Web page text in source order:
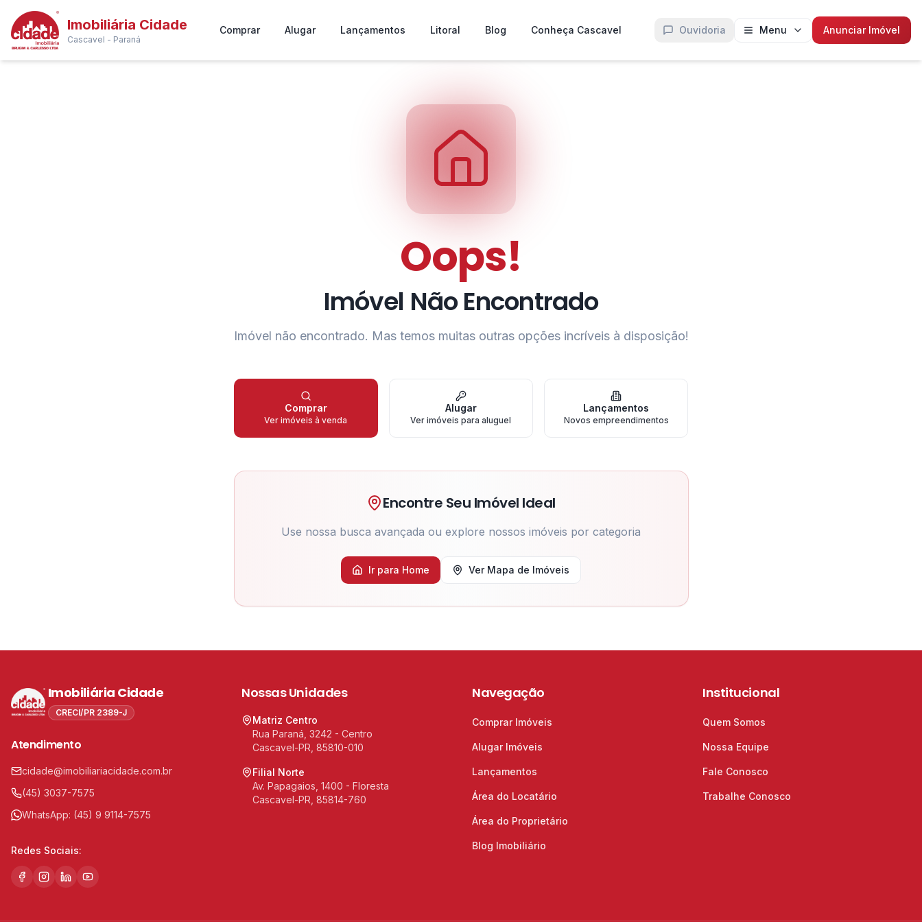
Imobiliária Cidade
Cascavel - Paraná
Comprar Alugar Lançamentos Litoral Blog Conheça Cascavel Ouvidoria Menu Anunciar Imóvel
Oops!
Imóvel Não Encontrado
Imóvel não encontrado. Mas temos muitas outras opções incríveis à disposição!
Comprar
Ver imóveis à venda
Alugar
Ver imóveis para aluguel
Lançamentos
Novos empreendimentos
Encontre Seu Imóvel Ideal
Use nossa busca avançada ou explore nossos imóveis por categoria
Ir para Home Ver Mapa de Imóveis
Imobiliária Cidade
CRECI/PR 2389-J
Atendimento
cidade@imobiliariacidade.com.br
(45) 3037-7575
WhatsApp: (45) 9 9114-7575
Redes Sociais:
Nossas Unidades
Matriz Centro
Rua Paraná, 3242 - Centro
Cascavel-PR, 85810-010
Filial Norte
Av. Papagaios, 1400 - Floresta
Cascavel-PR, 85814-760
Navegação
Comprar Imóveis
Alugar Imóveis
Lançamentos
Área do Locatário
Área do Proprietário
Blog Imobiliário
Institucional
Quem Somos
Nossa Equipe
Fale Conosco
Trabalhe Conosco